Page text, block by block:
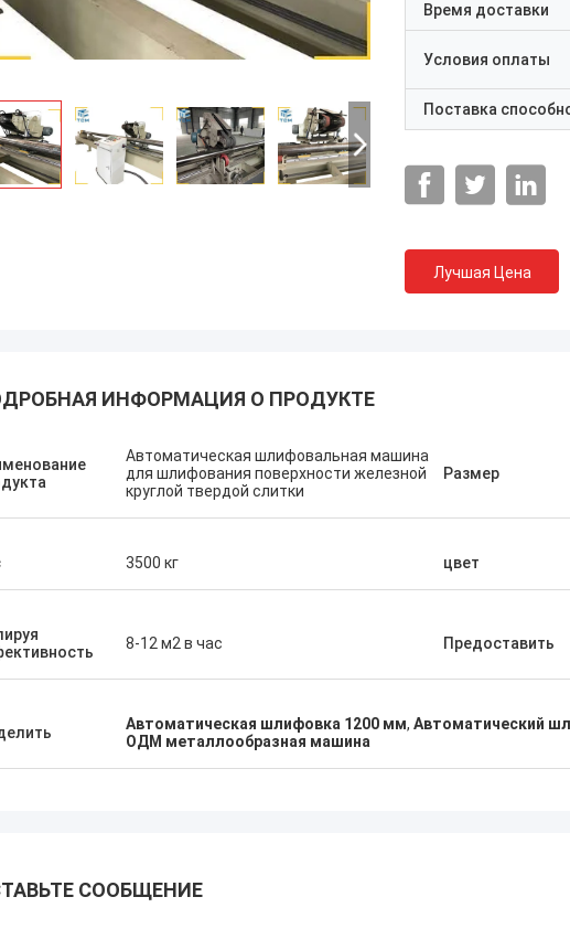
Время доставки
Условия оплаты
Поставка
Лучшая Цена
ИНФОРМАЦИЯ О ПРОДУКТЕ
Автоматическая шлифовальная машина
для шлифования поверхности железной
круглой твердой слитки
Размер
3500 кг цвет
8-12 м2 в час Предоставить
Автоматическая шлифовка 1200 мм, Автоматический
ОДМ металлообразная машина
СООБЩЕНИЕ